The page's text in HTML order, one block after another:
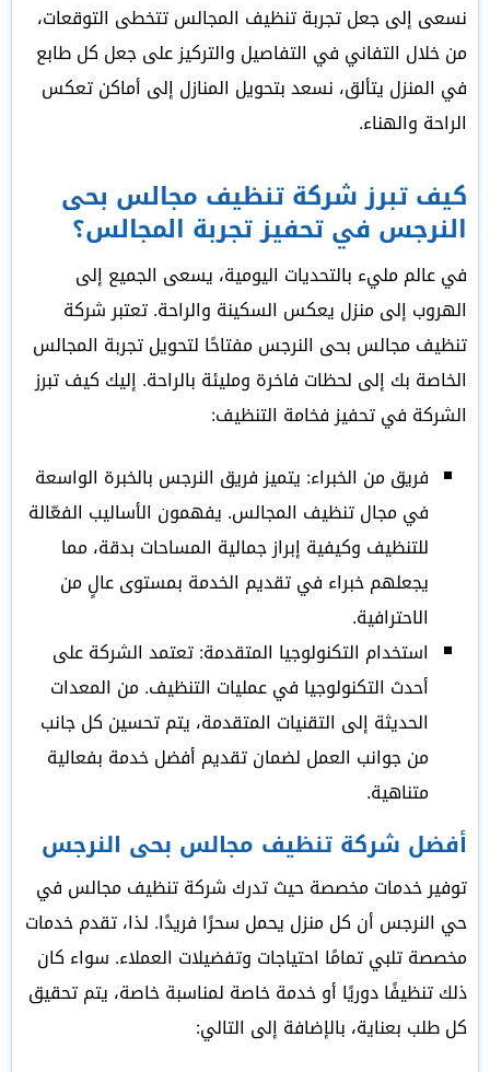
نسعى إلى جعل تجربة تنظيف المجالس تتخطى التوقعات،
من خلال التفاني في التفاصيل والتركيز على جعل كل طابع
في المنزل يتألق، نسعد بتحويل المنازل إلى أماكن تعكس
الراحة والهناء.
كيف تبرز شركة تنظيف مجالس بحى
النرجس في تحفيز تجربة المجالس؟
في عالم مليء بالتحديات اليومية، يسعى الجميع إلى
الهروب إلى منزل يعكس السكينة والراحة. تعتبر شركة
تنظيف مجالس بحى النرجس مفتاحًا لتحويل تجربة المجالس
الخاصة بك إلى لحظات فاخرة ومليئة بالراحة. إليك كيف تبرز
الشركة في تحفيز فخامة التنظيف:
فريق من الخبراء: يتميز فريق النرجس بالخبرة الواسعة
في مجال تنظيف المجالس. يفهمون الأساليب الفعّالة
للتنظيف وكيفية إبراز جمالية المساحات بدقة، مما
يجعلهم خبراء في تقديم الخدمة بمستوى عالٍ من
الاحترافية.
استخدام التكنولوجيا المتقدمة: تعتمد الشركة على
أحدث التكنولوجيا في عمليات التنظيف. من المعدات
الحديثة إلى التقنيات المتقدمة، يتم تحسين كل جانب
من جوانب العمل لضمان تقديم أفضل خدمة بفعالية
متناهية.
أفضل شركة تنظيف مجالس بحى النرجس
توفير خدمات مخصصة حيث تدرك شركة تنظيف مجالس في
حي النرجس أن كل منزل يحمل سحرًا فريدًا. لذا، تقدم خدمات
مخصصة تلبي تمامًا احتياجات وتفضيلات العملاء. سواء كان
ذلك تنظيفًا دوريًا أو خدمة خاصة لمناسبة خاصة، يتم تحقيق
كل طلب بعناية، بالإضافة إلى التالي: